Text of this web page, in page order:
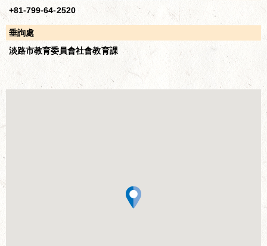
+81-799-64-2520
垂詢處
淡路市教育委員會社會教育課